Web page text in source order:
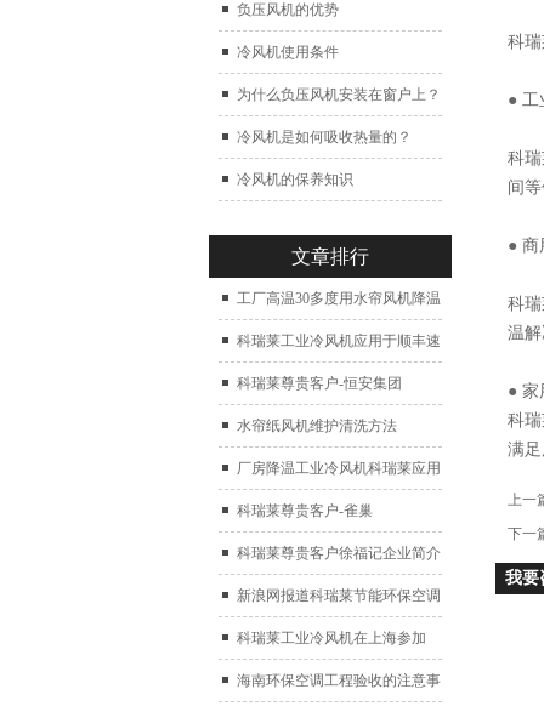
负压风机的优势
冷风机使用条件
为什么负压风机安装在窗户上？
冷风机是如何吸收热量的？
冷风机的保养知识
文章排行
工厂高温30多度用水帘风机降温
科瑞莱工业冷风机应用于顺丰速
运仓库通风降温
科瑞莱尊贵客户-恒安集团
水帘纸风机维护清洗方法
厂房降温工业冷风机科瑞莱应用
于广州制鞋厂
科瑞莱尊贵客户-雀巢
科瑞莱尊贵客户徐福记企业简介
新浪网报道科瑞莱节能环保空调
扇
科瑞莱工业冷风机在上海参加
2017中国制冷展
海南环保空调工程验收的注意事
科
● 工
科
间
● 商
科
温
● 家
科
满
上一
下一
我要